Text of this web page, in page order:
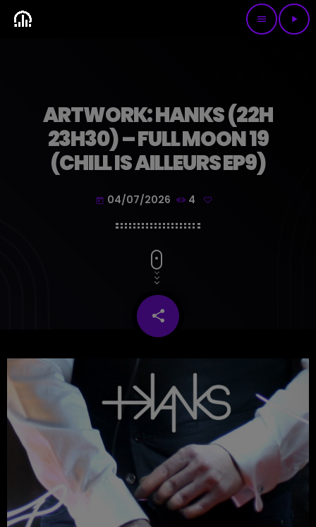
menu play_arrow
ARTWORK: HANKS (22H
23H30) – FULL MOON 19
(CHILL IS AILLEURS EP9)
today 04/07/2026 4
share
email